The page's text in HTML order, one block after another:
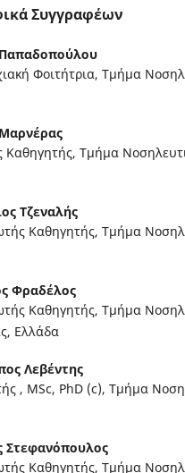
Συγγραφέων
Φοιτήτρια, Τμήμα
Καθηγητής, Τμήμα
Τζεναλής
Καθηγητής, Τμήμα
Φραδέλος
Καθηγητής, Τμήμα
Ελλάδα
Λεβέντης
, MSc, PhD (c), Τμήμα
Στεφανόπουλος
Καθηγητής, Τμήμα